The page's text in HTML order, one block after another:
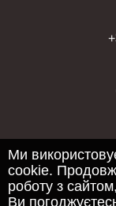
Ми
cookie.
роботу з сайтом,
Ви